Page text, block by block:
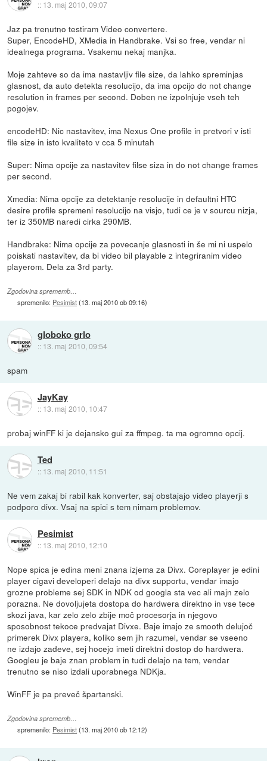
:: 13. maj 2010, 09:07
Jaz pa trenutno testiram Video convertere.
Super, EncodeHD, XMedia in Handbrake. Vsi so free, vendar ni
idealnega programa. Vsakemu nekaj manjka.
Moje zahteve so da ima nastavljiv file size, da lahko spreminjas
glasnost, da auto detekta resolucijo, da ima opcijo do not change
resolution in frames per second. Doben ne izpolnjuje vseh teh
pogojev.
encodeHD: Nic nastavitev, ima Nexus One profile in pretvori v isti
file size in isto kvaliteto v cca 5 minutah
Super: Nima opcije za nastavitev filse siza in do not change frames
per second.
Xmedia: Nima opcije za detektanje resolucije in defaultni HTC
desire profile spremeni resolucijo na visjo, tudi ce je v sourcu nizja,
ter iz 350MB naredi cirka 290MB.
Handbrake: Nima opcije za povecanje glasnosti in še mi ni uspelo
poiskati nastavitev, da bi video bil playable z integriranim video
playerom. Dela za 3rd party.
Zgodovina sprememb…
spremenilo: Pesimist(13. maj 2010 ob 09:16)
globoko grlo
:: 13. maj 2010, 09:54
spam
JayKay
:: 13. maj 2010, 10:47
probaj winFF ki je dejansko gui za ffmpeg. ta ma ogromno opcij.
Ted
:: 13. maj 2010, 11:51
Ne vem zakaj bi rabil kak konverter, saj obstajajo video playerji s
podporo divx. Vsaj na spici s tem nimam problemov.
Pesimist
:: 13. maj 2010, 12:10
Nope spica je edina meni znana izjema za Divx. Coreplayer je edini
player cigavi developeri delajo na divx supportu, vendar imajo
grozne probleme sej SDK in NDK od googla sta vec ali majn zelo
porazna. Ne dovoljujeta dostopa do hardwera direktno in vse tece
skozi java, kar zelo zelo zbije moč procesorja in njegovo
sposobnost tekoce predvajat Divxe. Baje imajo ze smooth delujoč
primerek Divx playera, koliko sem jih razumel, vendar se vseeno
ne izdajo zadeve, sej hocejo imeti direktni dostop do hardwera.
Googleu je baje znan problem in tudi delajo na tem, vendar
trenutno se niso izdali uporabnega NDKja.
WinFF je pa preveč špartanski.
Zgodovina sprememb…
spremenilo: Pesimist(13. maj 2010 ob 12:12)